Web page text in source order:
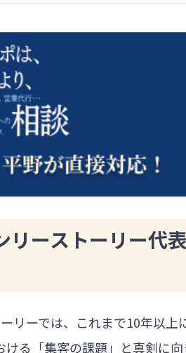
リーストーリー代
リーでは、これまで10年以上
る「集客の課題」と真剣に向